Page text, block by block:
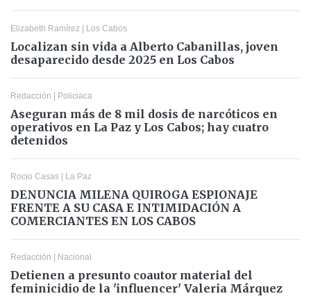
Elizabeth Ramírez | Los Cabos
Localizan sin vida a Alberto Cabanillas, joven
desaparecido desde 2025 en Los Cabos
Redacción | Policiaca
Aseguran más de 8 mil dosis de narcóticos en
operativos en La Paz y Los Cabos; hay cuatro
detenidos
Rocio Casas | La Paz
DENUNCIA MILENA QUIROGA ESPIONAJE
FRENTE A SU CASA E INTIMIDACIÓN A
COMERCIANTES EN LOS CABOS
Redacción | Nacional
Detienen a presunto coautor material del
feminicidio de la 'influencer' Valeria Márquez